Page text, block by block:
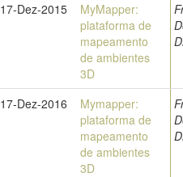
17-Dez-2015
MyMapper:
plataforma de
mapeamento
de ambientes
3D
17-Dez-2016
Mymapper:
plataforma de
mapeamento
de ambientes
3D